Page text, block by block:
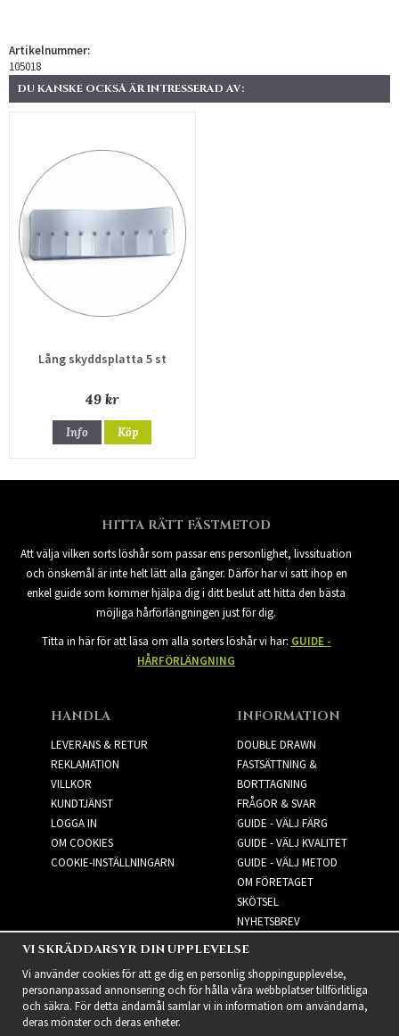
Artikelnummer:
105018
DU KANSKE OCKSÅ ÄR INTRESSERAD AV:
Lång skyddsplatta 5 st
49 kr
Info Köp
HITTA RÄTT FÄSTMETOD
Att välja vilken sorts löshår som passar ens personlighet, livssituation
och önskemål är inte helt lätt alla gånger. Därför har vi satt ihop en
enkel guide som kommer hjälpa dig i ditt beslut att hitta den bästa
möjliga hårförlängningen just för dig.
Titta in här för att läsa om alla sorters löshår vi har: GUIDE -
HÅRFÖRLÄNGNING
HANDLA
LEVERANS & RETUR
REKLAMATION
VILLKOR
KUNDTJÄNST
LOGGA IN
OM COOKIES
COOKIE-INSTÄLLNINGARN
INFORMATION
DOUBLE DRAWN
FASTSÄTTNING &
BORTTAGNING
FRÅGOR & SVAR
GUIDE - VÄLJ FÄRG
GUIDE - VÄLJ KVALITET
GUIDE - VÄLJ METOD
OM FÖRETAGET
SKÖTSEL
NYHETSBREV
NYHETSBREV
VI SKRÄDDARSYR DIN UPPLEVELSE
Vi använder cookies för att ge dig en personlig shoppingupplevelse,
personanpassad annonsering och för hålla våra webbplatser tillförlitliga
och säkra. För detta ändamål samlar vi in information om användarna,
deras mönster och deras enheter.